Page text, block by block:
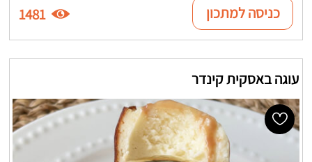
כניסה למתכון 1481
עוגה באסקית קינדר